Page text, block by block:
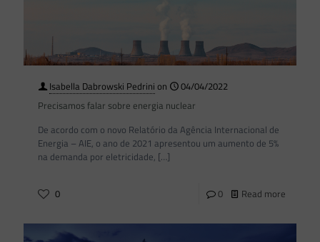
Isabella Dabrowski Pedrini on
04/04/2022
Precisamos falar sobre energia nuclear
De acordo com o novo Relatório da Agência Internacional de
Energia – AIE, o ano de 2021 apresentou um aumento de 5%
na demanda por eletricidade, […]
0 0 Read more